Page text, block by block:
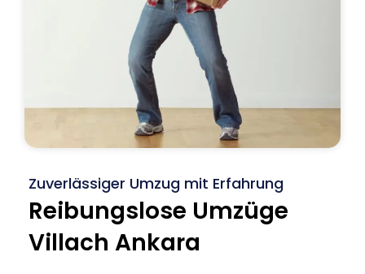
Zuverlässiger Umzug mit Erfahrung
Reibungslose Umzüge
Villach Ankara